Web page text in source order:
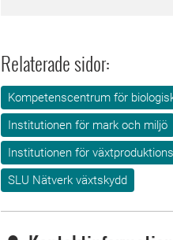
Relaterade sidor:
Kompetenscentrum för
Institutionen för mark och miljö
Institutionen för
SLU Nätverk växtskydd